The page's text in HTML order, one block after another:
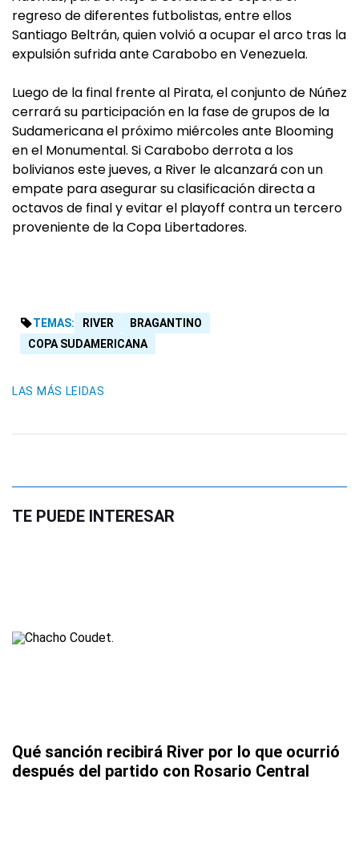
regreso de diferentes futbolistas, entre ellos
Santiago Beltrán, quien volvió a ocupar el arco tras la
expulsión sufrida ante Carabobo en Venezuela.
Luego de la final frente al Pirata, el conjunto de Núñez
cerrará su participación en la fase de grupos de la
Sudamericana el próximo miércoles ante Blooming
en el Monumental. Si Carabobo derrota a los
bolivianos este jueves, a River le alcanzará con un
empate para asegurar su clasificación directa a
octavos de final y evitar el playoff contra un tercero
proveniente de la Copa Libertadores.
TEMAS: RIVER
BRAGANTINO
COPA SUDAMERICANA
LAS MÁS LEIDAS
TE PUEDE INTERESAR
Qué sanción recibirá River por lo que ocurrió
después del partido con Rosario Central